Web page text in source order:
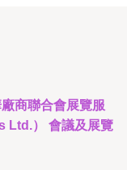
商聯合會展覽服
Ltd.） 會議及展覽